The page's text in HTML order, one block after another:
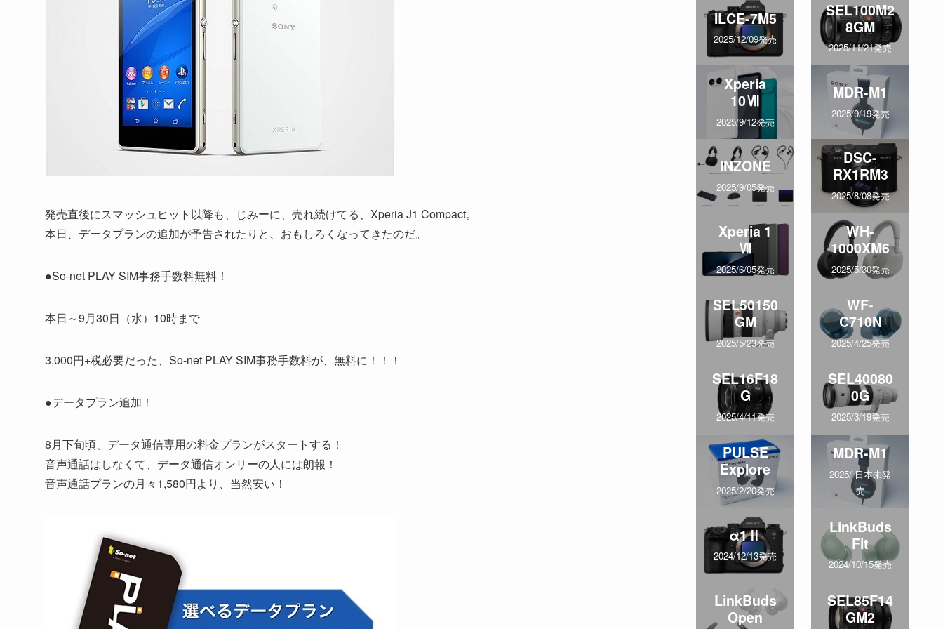
発売直後にスマッシュヒット以降も、じみーに、売れ続けてる、Xperia J1 Compact。
本日、データプランの追加が予告されたりと、おもしろくなってきたのだ。
●So-net PLAY SIM事務手数料無料！
本日～9月30日（水）10時まで
3,000円+税必要だった、So-net PLAY SIM事務手数料が、無料に！！！
●データプラン追加！
8月下旬頃、データ通信専用の料金プランがスタートする！
音声通話はしなくて、データ通信オンリーの人には朗報！
音声通話プランの月々1,580円より、当然安い！
ILCE-7M5
2025/12/09発売
SEL100M2
8GM
2025/11/21発売
Xperia
10Ⅶ
2025/9/12発売
MDR-M1
2025/9/19発売
INZONE
2025/9/05発売
DSC-
RX1RM3
2025/8/08発売
Xperia 1
Ⅶ
2025/6/05発売
WH-
1000XM6
2025/5/30発売
SEL50150
GM
2025/5/23発売
WF-
C710N
2025/4/25発売
SEL16F18
G
2025/4/11発売
SEL40080
0G
2025/3/19発売
PULSE
Explore
2025/2/20発売
MDR-M1
2025/ 日本未発
売
α1Ⅱ
2024/12/13発売
LinkBuds
Fit
2024/10/15発売
LinkBuds
Open
SEL85F14
GM2